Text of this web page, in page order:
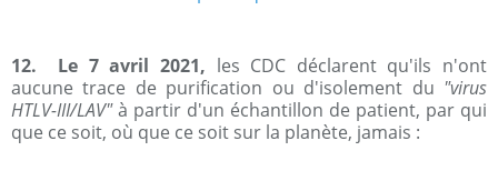
12. Le 7 avril 2021, les CDC déclarent qu'ils n'ont
aucune trace de purification ou d'isolement du "virus
HTLV-III/LAV"à partir d'un échantillon de patient, par qui
que ce soit, où que ce soit sur la planète, jamais :